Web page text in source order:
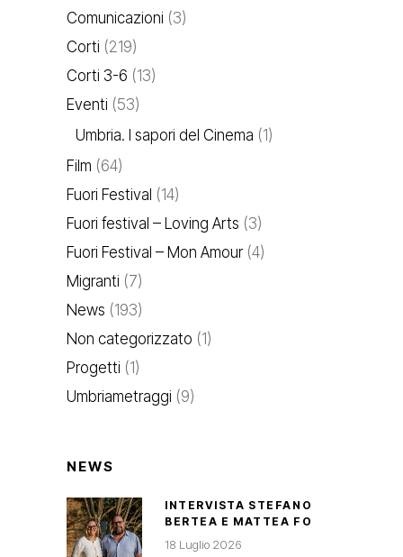
Comunicazioni (3)
Corti (219)
Corti 3-6 (13)
Eventi (53)
Umbria. I sapori del Cinema (1)
Film (64)
Fuori Festival (14)
Fuori festival – Loving Arts (3)
Fuori Festival – Mon Amour(4)
Migranti (7)
News (193)
Non categorizzato (1)
Progetti (1)
Umbriametraggi (9)
NEWS
INTERVISTA STEFANO
BERTEA E MATTEA FO
18 Luglio 2026